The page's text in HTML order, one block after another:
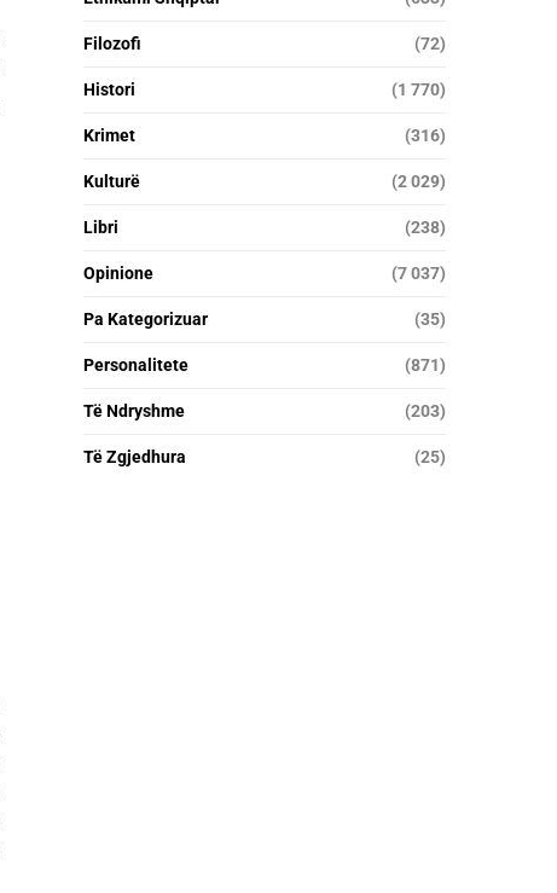
Filozofi (72)
Histori (1 770)
Krimet (316)
Kulturë (2 029)
Libri (238)
Opinione (7 037)
Pa Kategorizuar (35)
Personalitete (871)
Të Ndryshme (203)
Të Zgjedhura (25)